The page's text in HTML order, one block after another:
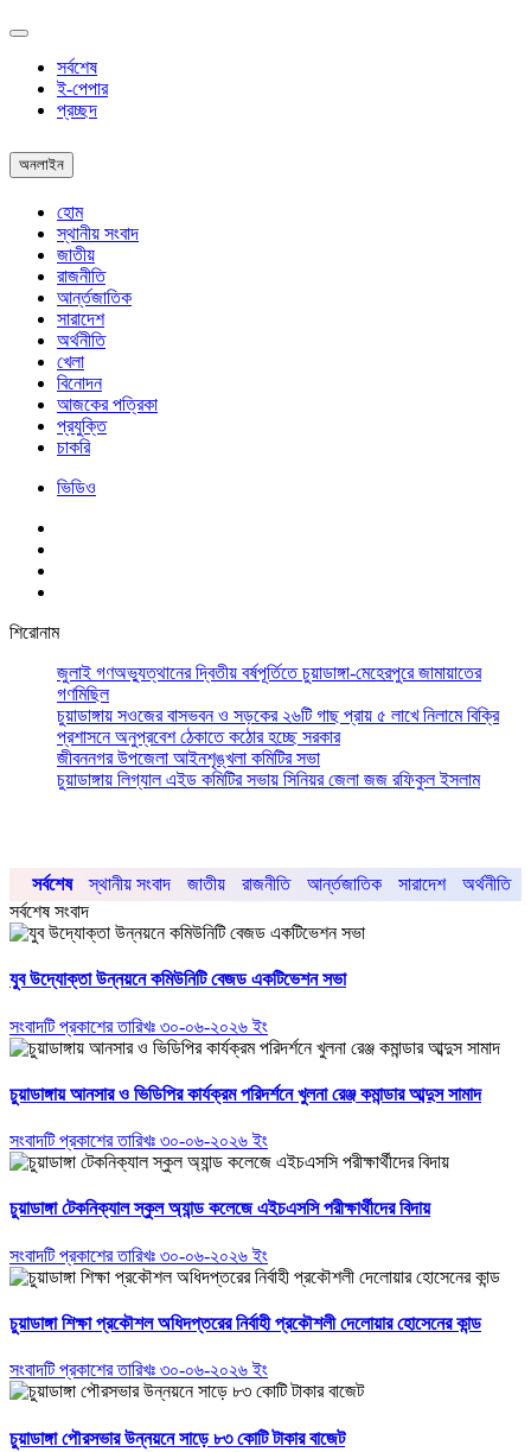
সর্বশেষ
ই-পেপার
প্রচ্ছদ
অনলাইন
হোম
স্থানীয় সংবাদ
জাতীয়
রাজনীতি
আর্ন্তজাতিক
সারাদেশ
অর্থনীতি
খেলা
বিনোদন
আজকের পত্রিকা
প্রযুক্তি
চাকরি
ভিডিও
শিরোনাম
জুলাই গণঅভ্যুত্থানের দ্বিতীয় বর্ষপূর্তিতে চুয়াডাঙ্গা-মেহেরপুরে জামায়াতের
গণমিছিল
চুয়াডাঙ্গায় সওজের বাসভবন ও সড়কের ২৬টি গাছ প্রায় ৫ লাখে নিলামে বিক্রি
প্রশাসনে অনুপ্রবেশ ঠেকাতে কঠোর হচ্ছে সরকার
জীবননগর উপজেলা আইনশৃঙ্খলা কমিটির সভা
চুয়াডাঙ্গায় লিগ্যাল এইড কমিটির সভায় সিনিয়র জেলা জজ রফিকুল ইসলাম
সর্বশেষ স্থানীয় সংবাদ জাতীয় রাজনীতি আর্ন্তজাতিক সারাদেশ অর্থনীতি
সর্বশেষ সংবাদ
যুব উদ্যোক্তা উন্নয়নে কমিউনিটি বেজড একটিভেশন সভা
সংবাদটি প্রকাশের তারিখঃ ৩০-০৬-২০২৬ ইং
চুয়াডাঙ্গায় আনসার ও ভিডিপির কার্যক্রম পরিদর্শনে খুলনা রেঞ্জ কমান্ডার আব্দুস সামাদ
সংবাদটি প্রকাশের তারিখঃ ৩০-০৬-২০২৬ ইং
চুয়াডাঙ্গা টেকনিক্যাল স্কুল অ্যান্ড কলেজে এইচএসসি পরীক্ষার্থীদের বিদায়
সংবাদটি প্রকাশের তারিখঃ ৩০-০৬-২০২৬ ইং
চুয়াডাঙ্গা শিক্ষা প্রকৌশল অধিদপ্তরের নির্বাহী প্রকৌশলী দেলোয়ার হোসেনের কান্ড
সংবাদটি প্রকাশের তারিখঃ ৩০-০৬-২০২৬ ইং
চুয়াডাঙ্গা পৌরসভার উন্নয়নে সাড়ে ৮৩ কোটি টাকার বাজেট